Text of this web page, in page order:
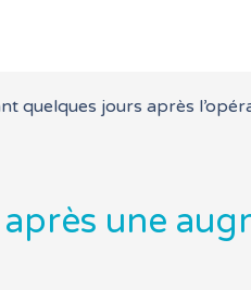
quelques jours après
une